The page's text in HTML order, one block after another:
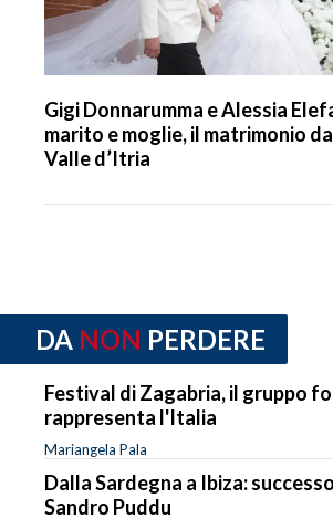
Gigi Donnarumma e Alessia
marito e moglie, il matrimonio
Valle d’Itria
DA NON PERDERE
Festival di Zagabria, il gruppo
rappresenta l'Italia
Mariangela Pala
Dalla Sardegna a Ibiza:
Sandro Puddu